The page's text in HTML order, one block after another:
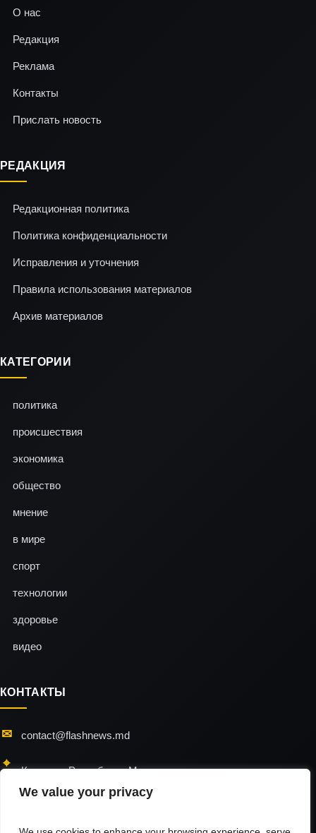
We value your privacy
О нас
Редакция
Реклама
Контакты
Прислать новость
РЕДАКЦИЯ
Редакционная политика
Политика конфиденциальности
Исправления и уточнения
Правила использования материалов
Архив материалов
КАТЕГОРИИ
политика
происшествия
экономика
общество
мнение
в мире
спорт
технологии
здоровье
видео
КОНТАКТЫ
contact@flashnews.md
Кишинэу, Республика Молдова